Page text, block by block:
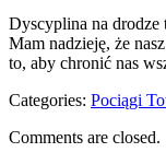
Dyscyplina ​na drodze
Mam⁤ nadzieję,‌ że
to, aby ‌chronić nas
Categories: Pociągi
Comments are closed.